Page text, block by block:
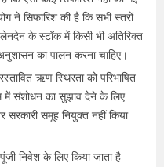
ने सिफारिश की है कि सभी स्तरों
के स्टॉक में किसी भी अतिरिक्त
का पालन करना चाहिए।
ऋण स्थिरता को परिभाषित
संशोधन का सुझाव देने के लिए
सरकारी समूह नियुक्त नहीं किया
निवेश के लिए किया जाता है